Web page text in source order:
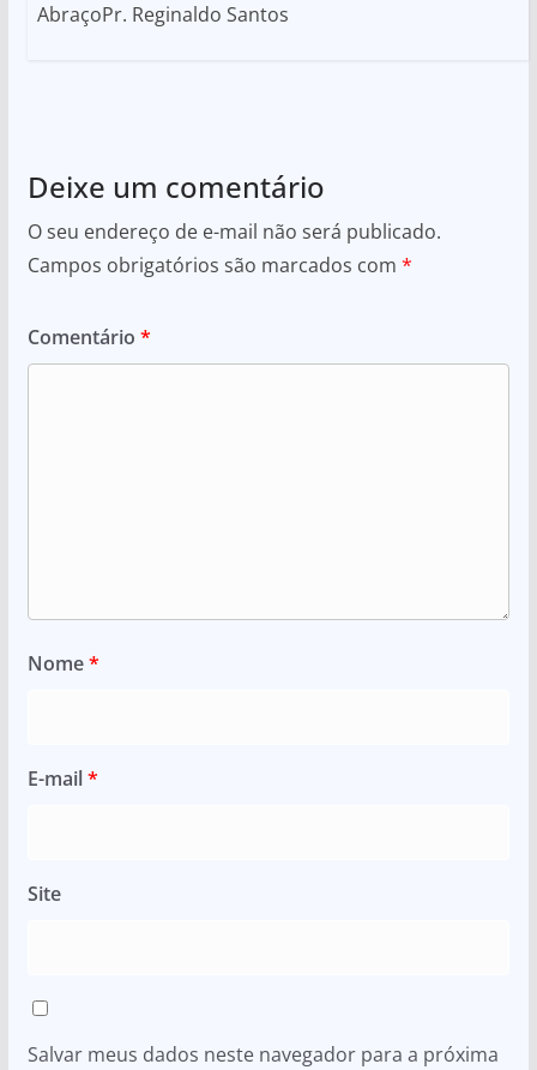
AbraçoPr. Reginaldo Santos
Deixe um comentário
O seu endereço de e-mail não será publicado.
Campos obrigatórios são marcados com *
Comentário *
Nome*
E-mail*
Site
Salvar meus dados neste navegador para a próxima